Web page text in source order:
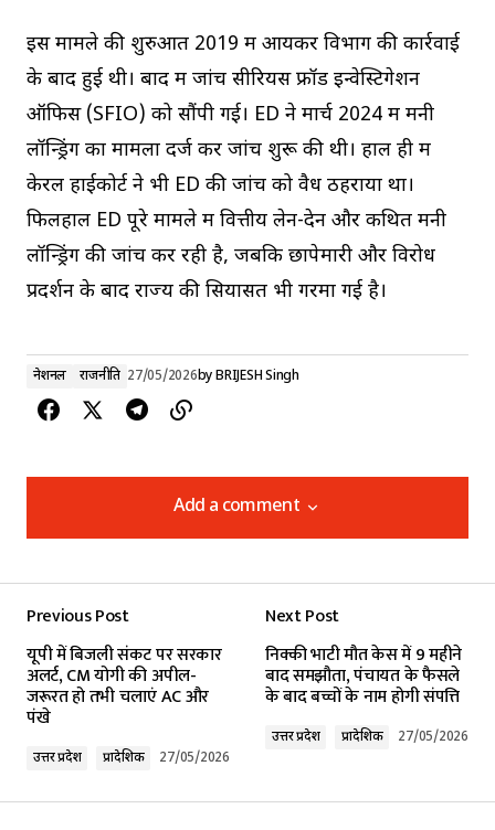
इस मामले की शुरुआत 2019 में आयकर विभाग की कार्रवाई
के बाद हुई थी। बाद में जांच सीरियस फ्रॉड इन्वेस्टिगेशन
ऑफिस (SFIO) को सौंपी गई। ED ने मार्च 2024 में मनी
लॉन्ड्रिंग का मामला दर्ज कर जांच शुरू की थी। हाल ही में
केरल हाईकोर्ट ने भी ED की जांच को वैध ठहराया था।
फिलहाल ED पूरे मामले में वित्तीय लेन-देन और कथित मनी
लॉन्ड्रिंग की जांच कर रही है, जबकि छापेमारी और विरोध
प्रदर्शन के बाद राज्य की सियासत भी गरमा गई है।
नेशनल राजनीति 27/05/2026byBRIJESH Singh
Add a comment
Add a comment
Required fields are marked*
Previous Post
यूपी में बिजली संकट पर सरकार
अलर्ट, CM योगी की अपील-
जरूरत हो तभी चलाएं AC और
पंखे
उत्तर प्रदेश प्रादेशिक 27/05/2026
Next Post
निक्की भाटी मौत केस में 9 महीने
बाद समझौता, पंचायत के फैसले
के बाद बच्चों के नाम होगी संपत्ति
उत्तर प्रदेश प्रादेशिक 27/05/2026